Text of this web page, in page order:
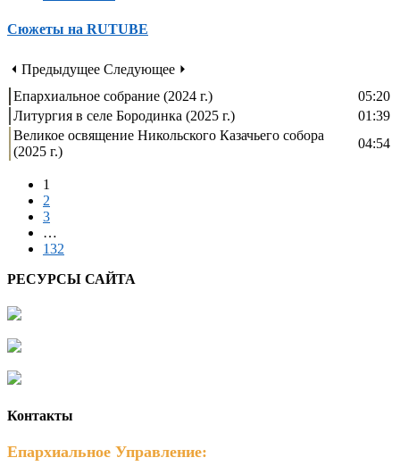
Сюжеты на RUTUBE
⏴ Предыдущее Следующее ⏵
Епархиальное собрание (2024 г.)
05:20
Литургия в селе Бородинка (2025 г.)
01:39
Великое освящение Никольского Казачьего собора
(2025 г.)
04:54
1
2
3
…
132
РЕСУРСЫ САЙТА
Контакты
Епархиальное Управление: